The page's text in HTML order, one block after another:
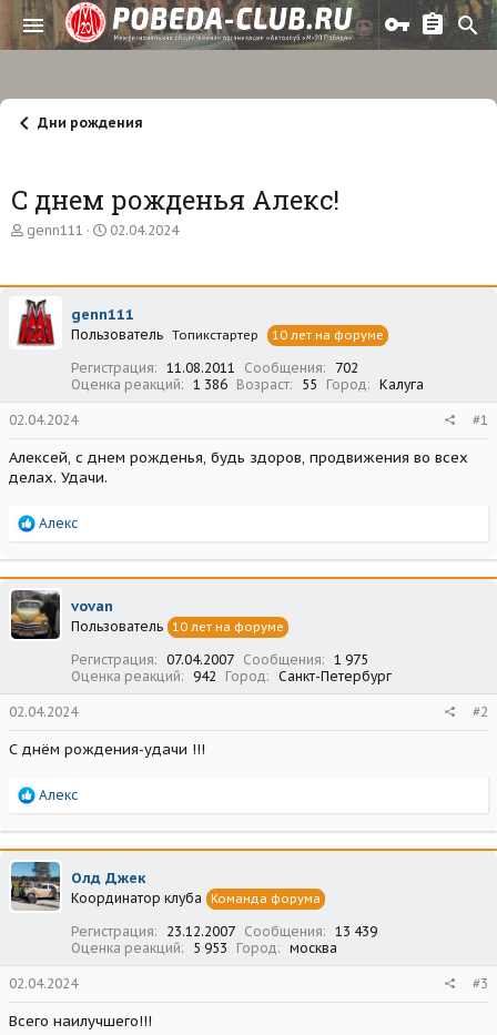
Дни рождения
C днем рожденья Алекс!
А
о
р
т
е
genn111
Д
а
а
ч
л
а
02.04.2024
genn111
Пользователь Топикстартер 10 лет на форуме
Регистрация 11.08.2011 Сообщения
702
Оценка реакций
1 386 Возраст 55 Город Калуга
02.04.2024 #1
Алексей, с днем рожденья, будь здоров, продвижения во всех
делах. Удачи.
Р
а
к
ц
и
и
Алекс
vovan
Пользователь 10 лет на форуме
Регистрация 07.04.2007 Сообщения
1 975
Оценка реакций
942 Город Санкт-Петербург
02.04.2024 #2
С днём рождения-удачи !!!
Р
а
к
ц
и
и
Алекс
Олд Джек
Координатор клуба Команда форума
Регистрация 23.12.2007 Сообщения
13 439
Оценка реакций
5 953 Город москва
02.04.2024 #3
Всего наилучшего!!!